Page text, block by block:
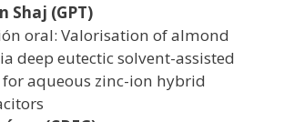
Shaj (GPT)
oral: Valorisation of almond
deep eutectic solvent-assisted
aqueous zinc-ion hybrid